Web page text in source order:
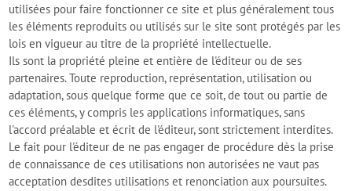
utilisées pour faire fonctionner ce site et plus généralement tous
les éléments reproduits ou utilisés sur le site sont protégés par les
lois en vigueur au titre de la propriété intellectuelle.
Ils sont la propriété pleine et entière de l'éditeur ou de ses
partenaires. Toute reproduction, représentation, utilisation ou
adaptation, sous quelque forme que ce soit, de tout ou partie de
ces éléments, y compris les applications informatiques, sans
l'accord préalable et écrit de l'éditeur, sont strictement interdites.
Le fait pour l'éditeur de ne pas engager de procédure dès la prise
de connaissance de ces utilisations non autorisées ne vaut pas
acceptation desdites utilisations et renonciation aux poursuites.